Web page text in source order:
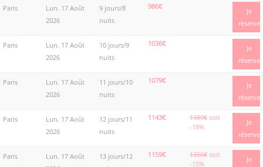
Paris
Lun. 17 Août
2026
9 jours/8
nuits
986€
Je
réserve
Paris
Lun. 17 Août
2026
10 jours/9
nuits
1036€
Je
réserve
Paris
Lun. 17 Août
2026
11 jours/10
nuits
1079€
Je
réserve
Paris
Lun. 17 Août
2026
12 jours/11
nuits
1143€ 1389€ soit
-18%
Je
réserve
Paris
Lun. 17 Août
13 jours/12
1159€ 1356€ soit
-15%
Je